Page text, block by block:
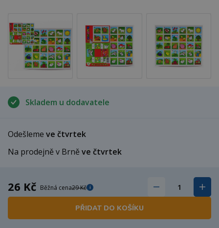
Skladem u dodavatele
Odešleme ve čtvrtek
Na prodejně v Brně ve čtvrtek
26 Kč Běžná cena29 Kč i
PŘIDAT DO KOŠÍKU